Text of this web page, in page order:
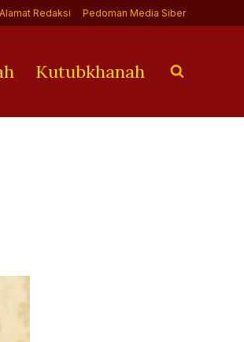
Redaksi Pedoman Media Siber
Kutubkhanah